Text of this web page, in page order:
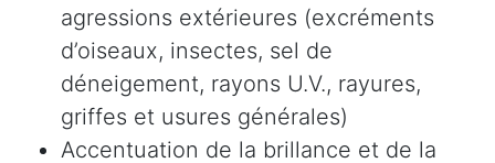
agressions extérieures (excréments
d’oiseaux, insectes, sel de
déneigement, rayons U.V., rayures,
griffes et usures générales)
Accentuation de la brillance et de la